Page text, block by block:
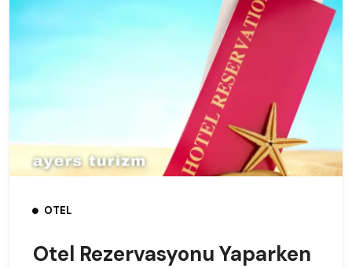
OTEL
Otel Rezervasyonu Yaparken